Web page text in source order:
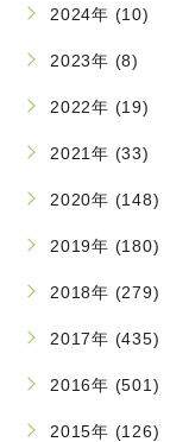
2024年 (10)
2023年 (8)
2022年 (19)
2021年 (33)
2020年 (148)
2019年 (180)
2018年 (279)
2017年 (435)
2016年 (501)
2015年 (126)